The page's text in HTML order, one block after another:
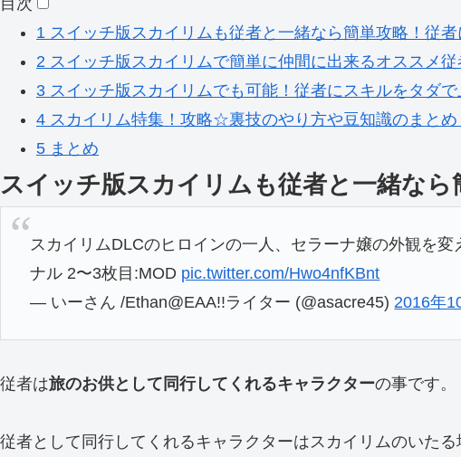
目次
1 スイッチ版スカイリムも従者と一緒なら簡単攻略！従者
2 スイッチ版スカイリムで簡単に仲間に出来るオススメ従
3 スイッチ版スカイリムでも可能！従者にスキルをタダで
4 スカイリム特集！攻略☆裏技のやり方や豆知識のまとめ
5 まとめ
スイッチ版スカイリムも従者と一緒なら
スカイリムDLCのヒロインの一人、セラーナ嬢の外観を
ナル 2〜3枚目:MOD pic.twitter.com/Hwo4nfKBnt
— いーさん /Ethan@EAA!!ライター (@asacre45) 2016年
従者は旅のお供として同行してくれるキャラクターの事です。
従者として同行してくれるキャラクターはスカイリムのいたる